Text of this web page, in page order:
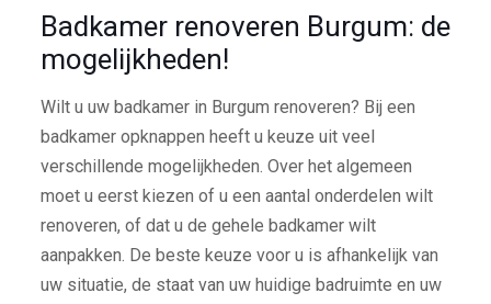
Badkamer renoveren Burgum: de
mogelijkheden!
Wilt u uw badkamer in Burgum renoveren? Bij een
badkamer opknappen heeft u keuze uit veel
verschillende mogelijkheden. Over het algemeen
moet u eerst kiezen of u een aantal onderdelen wilt
renoveren, of dat u de gehele badkamer wilt
aanpakken. De beste keuze voor u is afhankelijk van
uw situatie, de staat van uw huidige badruimte en uw